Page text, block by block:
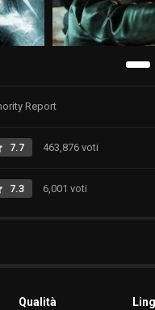
Report
7.7 463,876 voti
7.3 6,001 voti
Qualità